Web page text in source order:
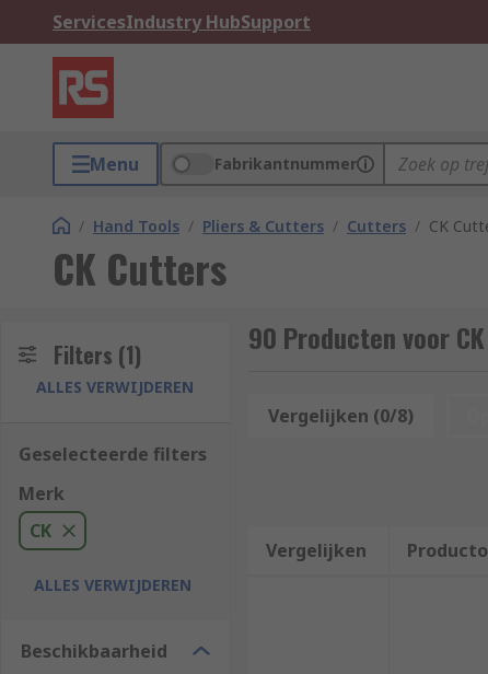
ServicesIndustry HubSupport
Menu Fabrikantnummer
/ Hand Tools / Pliers & Cutters / Cutters / CK
CK Cutters
Filters (1)
ALLES VERWIJDEREN
Geselecteerde filters
Merk
CK
ALLES VERWIJDEREN
Beschikbaarheid
90 Producten voor
Vergelijken (0/8)
Vergelijken